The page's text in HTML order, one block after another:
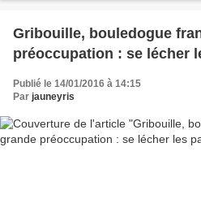
Gribouille, bouledogue
préoccupation : se lécher
Publié le 14/01/2016 à 14:15
Par jauneyris